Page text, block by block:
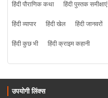
हिंदी पौराणिक कथा
हिंदी पुस्तक समीक्षाएं
हिंदी व्यापार
हिंदी खेल हिंदी जानवरों
हिंदी कुछ भी
हिंदी क्राइम कहानी
उपयोगी लिंक्स